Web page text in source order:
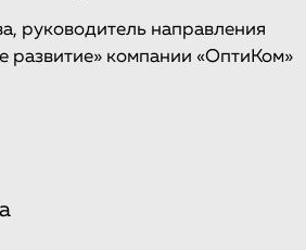
руководитель направления
развитие» компании «ОптиКом»